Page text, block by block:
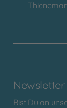
Newsletter
Bist Du an